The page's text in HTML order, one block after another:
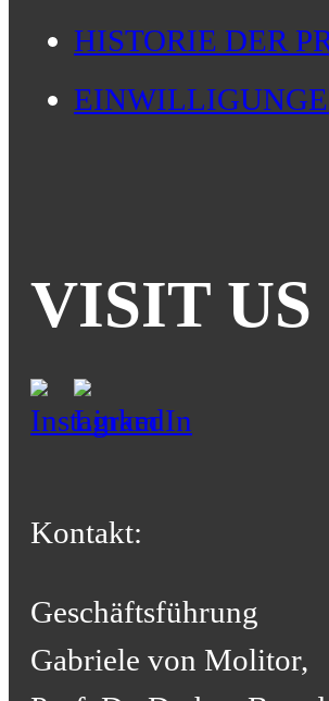
HISTORIE DER
VISIT US
Kontakt:
Geschäftsführung
Gabriele von Molitor,